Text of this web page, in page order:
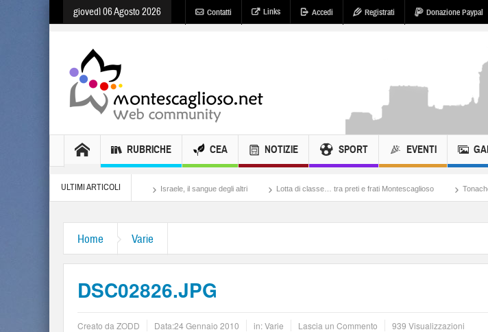
giovedì 06 Agosto 2026 Contatti Links Accedi Registrati Donazione Paypal
RUBRICHE CEA NOTIZIE SPORT EVENTI
ULTIMI ARTICOLI
per fame in Ucraina Israele, il sangue degli altri Lotta di classe… tra preti e frati Montescaglioso Tonache, peccati, fosse
Home Varie
DSC02826.JPG
Creato da ZODD Data:24 Gennaio 2010 in:Varie Lascia un Commento 939 Visualizzazioni